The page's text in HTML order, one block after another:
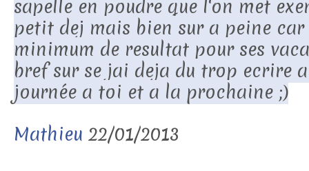
sapelle en poudre que l'on met
petit dej mais bien sur a peine
minimum de resultat pour ses
bref sur se jai deja du trop ecrire
journée a toi et a la prochaine ;)
Mathieu 22/01/2013